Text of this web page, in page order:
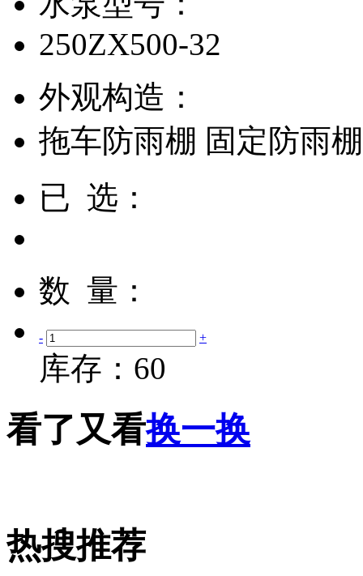
250ZX500-32
外观构造：
拖车防雨棚 固定防雨
已 选：
数 量：
- +
库存： 60
看了又看换一换
热搜推荐